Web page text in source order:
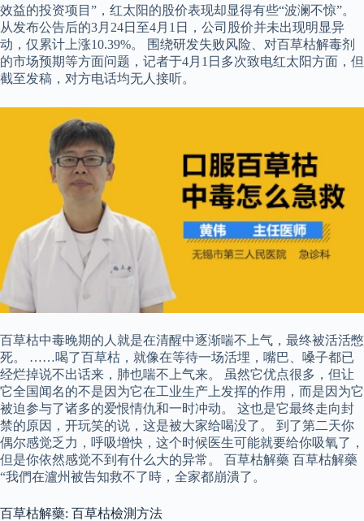
效益的投资项目”，红太阳的股价表现却显得有些“波澜不惊”。
从发布公告后的3月24日至4月1日，公司股价并未出现明显异
动，仅累计上涨10.39%。 围绕研发失败风险、对百草枯解毒剂
的市场预期等方面问题，记者于4月1日多次致电红太阳方面，但
截至发稿，对方电话均无人接听。
百草枯中毒晚期的人就是在清醒中逐渐喘不上气，最终被活活憋
死。 ……喝了百草枯，就像在等待一场活埋，嘴巴、嗓子都已
经烂掉说不出话来，肺也喘不上气来。 虽然它优点很多，但让
它全国闻名的不是因为它在工业生产上发挥的作用，而是因为它
被迫参与了诸多的爱恨情仇和一时冲动。 这也是它最终走向封
禁的原因，开玩笑的说，这是被大家给喝没了。 到了第二天你
偶尔感觉乏力，呼吸增快，这个时候医生可能就要给你吸氧了，
但是你依然感觉不到有什么大的异常。 百草枯解藥 百草枯解藥
“我們在瀘州被告知救不了時，全家都崩潰了。
百草枯解藥: 百草枯檢測方法